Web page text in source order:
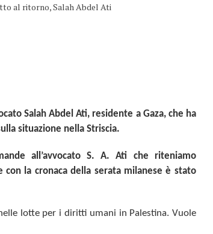
al ritorno, Salah Abdel Ati
Salah Abdel Ati, residente a Gaza, che ha
situazione nella Striscia.
all’avvocato S. A. Ati che riteniamo
la cronaca della serata milanese è stato
lotte per i diritti umani in Palestina. Vuole